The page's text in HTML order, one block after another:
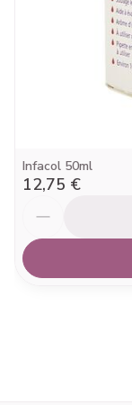
Alimentaires
Infacol 50ml
12,75 €